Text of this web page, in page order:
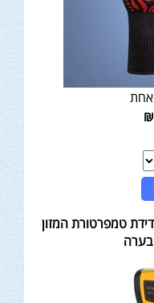
אחת
₪
טמפרטורת המזון
בערה